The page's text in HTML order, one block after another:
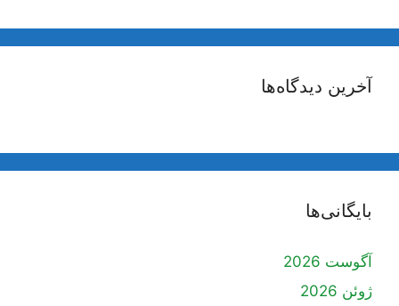
آخرین دیدگاه‌ها
بایگانی‌ها
آگوست 2026
ژوئن 2026